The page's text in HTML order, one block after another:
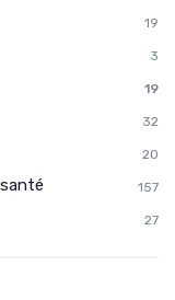
19
3
19
32
20
157
27